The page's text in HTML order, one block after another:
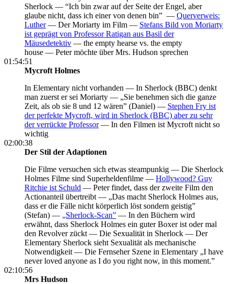
Sherlock — “Ich bin zwar auf der Seite der Engel, aber
glaube nicht, dass ich einer von denen bin” — Querverweis:
Luther— Der Moriarty im Film — Stefans Bild von Moriarty
ist geprägt von Professor Ratigan aus Basil der
Mäusedetektiv — the empty hearse vs. the empty
house — Peter möchte über Mrs. Hudson sprechen
01:54:51
Mycroft Holmes
In Elementary nicht vorhanden — In Sherlock (BBC) denkt
man zuerst er sei Moriarty — „Sie benehmen sich die ganze
Zeit, als ob sie 8 und 12 wären” (Daniel) — Stephen Fry ist
der perfekte Mycroft, wird in Sherlock (BBC) aber zu sehr
der verrückte Professor— In den Filmen ist Mycroft nicht so
wichtig
02:00:38
Der Stil der Adaptionen
Die Filme versuchen sich etwas steampunkig — Die Sherlock
Holmes Filme sind Superheldenfilme — Hollywood? Guy
Ritchie ist Schuld — Peter findet, dass der zweite Film den
Actionanteil übertreibt — „Das macht Sherlock Holmes aus,
dass er die Fälle nicht körperlich löst sondern geistig”
(Stefan) — „Sherlock-Scan” — In den Büchern wird
erwähnt, dass Sherlock Holmes ein guter Boxer ist oder mal
den Revolver zückt — Die Sexualität in Sherlock — Der
Elementary Sherlock sieht Sexualität als mechanische
Notwendigkeit — Die Fernseher Szene in Elementary „I have
never loved anyone as I do you right now, in this moment.”
02:10:56
Mrs Hudson